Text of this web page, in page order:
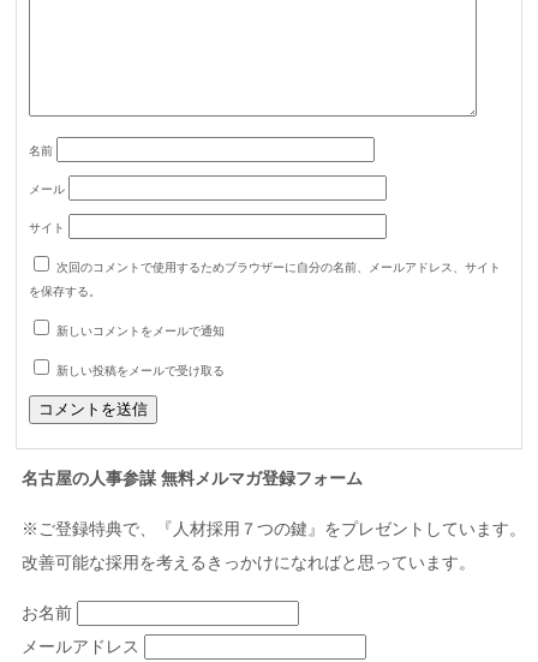
名前
メール
サイト
次回のコメントで使用するためブラウザーに自分の名前、メールアドレス、サイト
を保存する。
新しいコメントをメールで通知
新しい投稿をメールで受け取る
名古屋の人事参謀 無料メルマガ登録フォーム
※ご登録特典で、『人材採用７つの鍵』をプレゼントしています。
改善可能な採用を考えるきっかけになればと思っています。
お名前
メールアドレス